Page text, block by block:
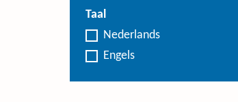
Taal
Nederlands
Engels